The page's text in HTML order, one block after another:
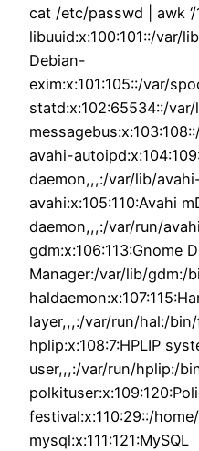
cat /etc/passwd | awk
libuuid:x:100:101::/var/
Debian-
exim:x:101:105::/var/
statd:x:102:65534::/
avahi-
daemon,,,:/var/lib/
avahi:x:105:110:Avahi
daemon,,,:/var/run/
gdm:x:106:113:Gnome
Manager:/var/lib/gdm:/
layer,,,:/var/run/hal:/
hplip:x:108:7:HPLIP
user,,,:/var/run/hplip:/
festival:x:110:29::/
mysql:x:111:121:MySQL